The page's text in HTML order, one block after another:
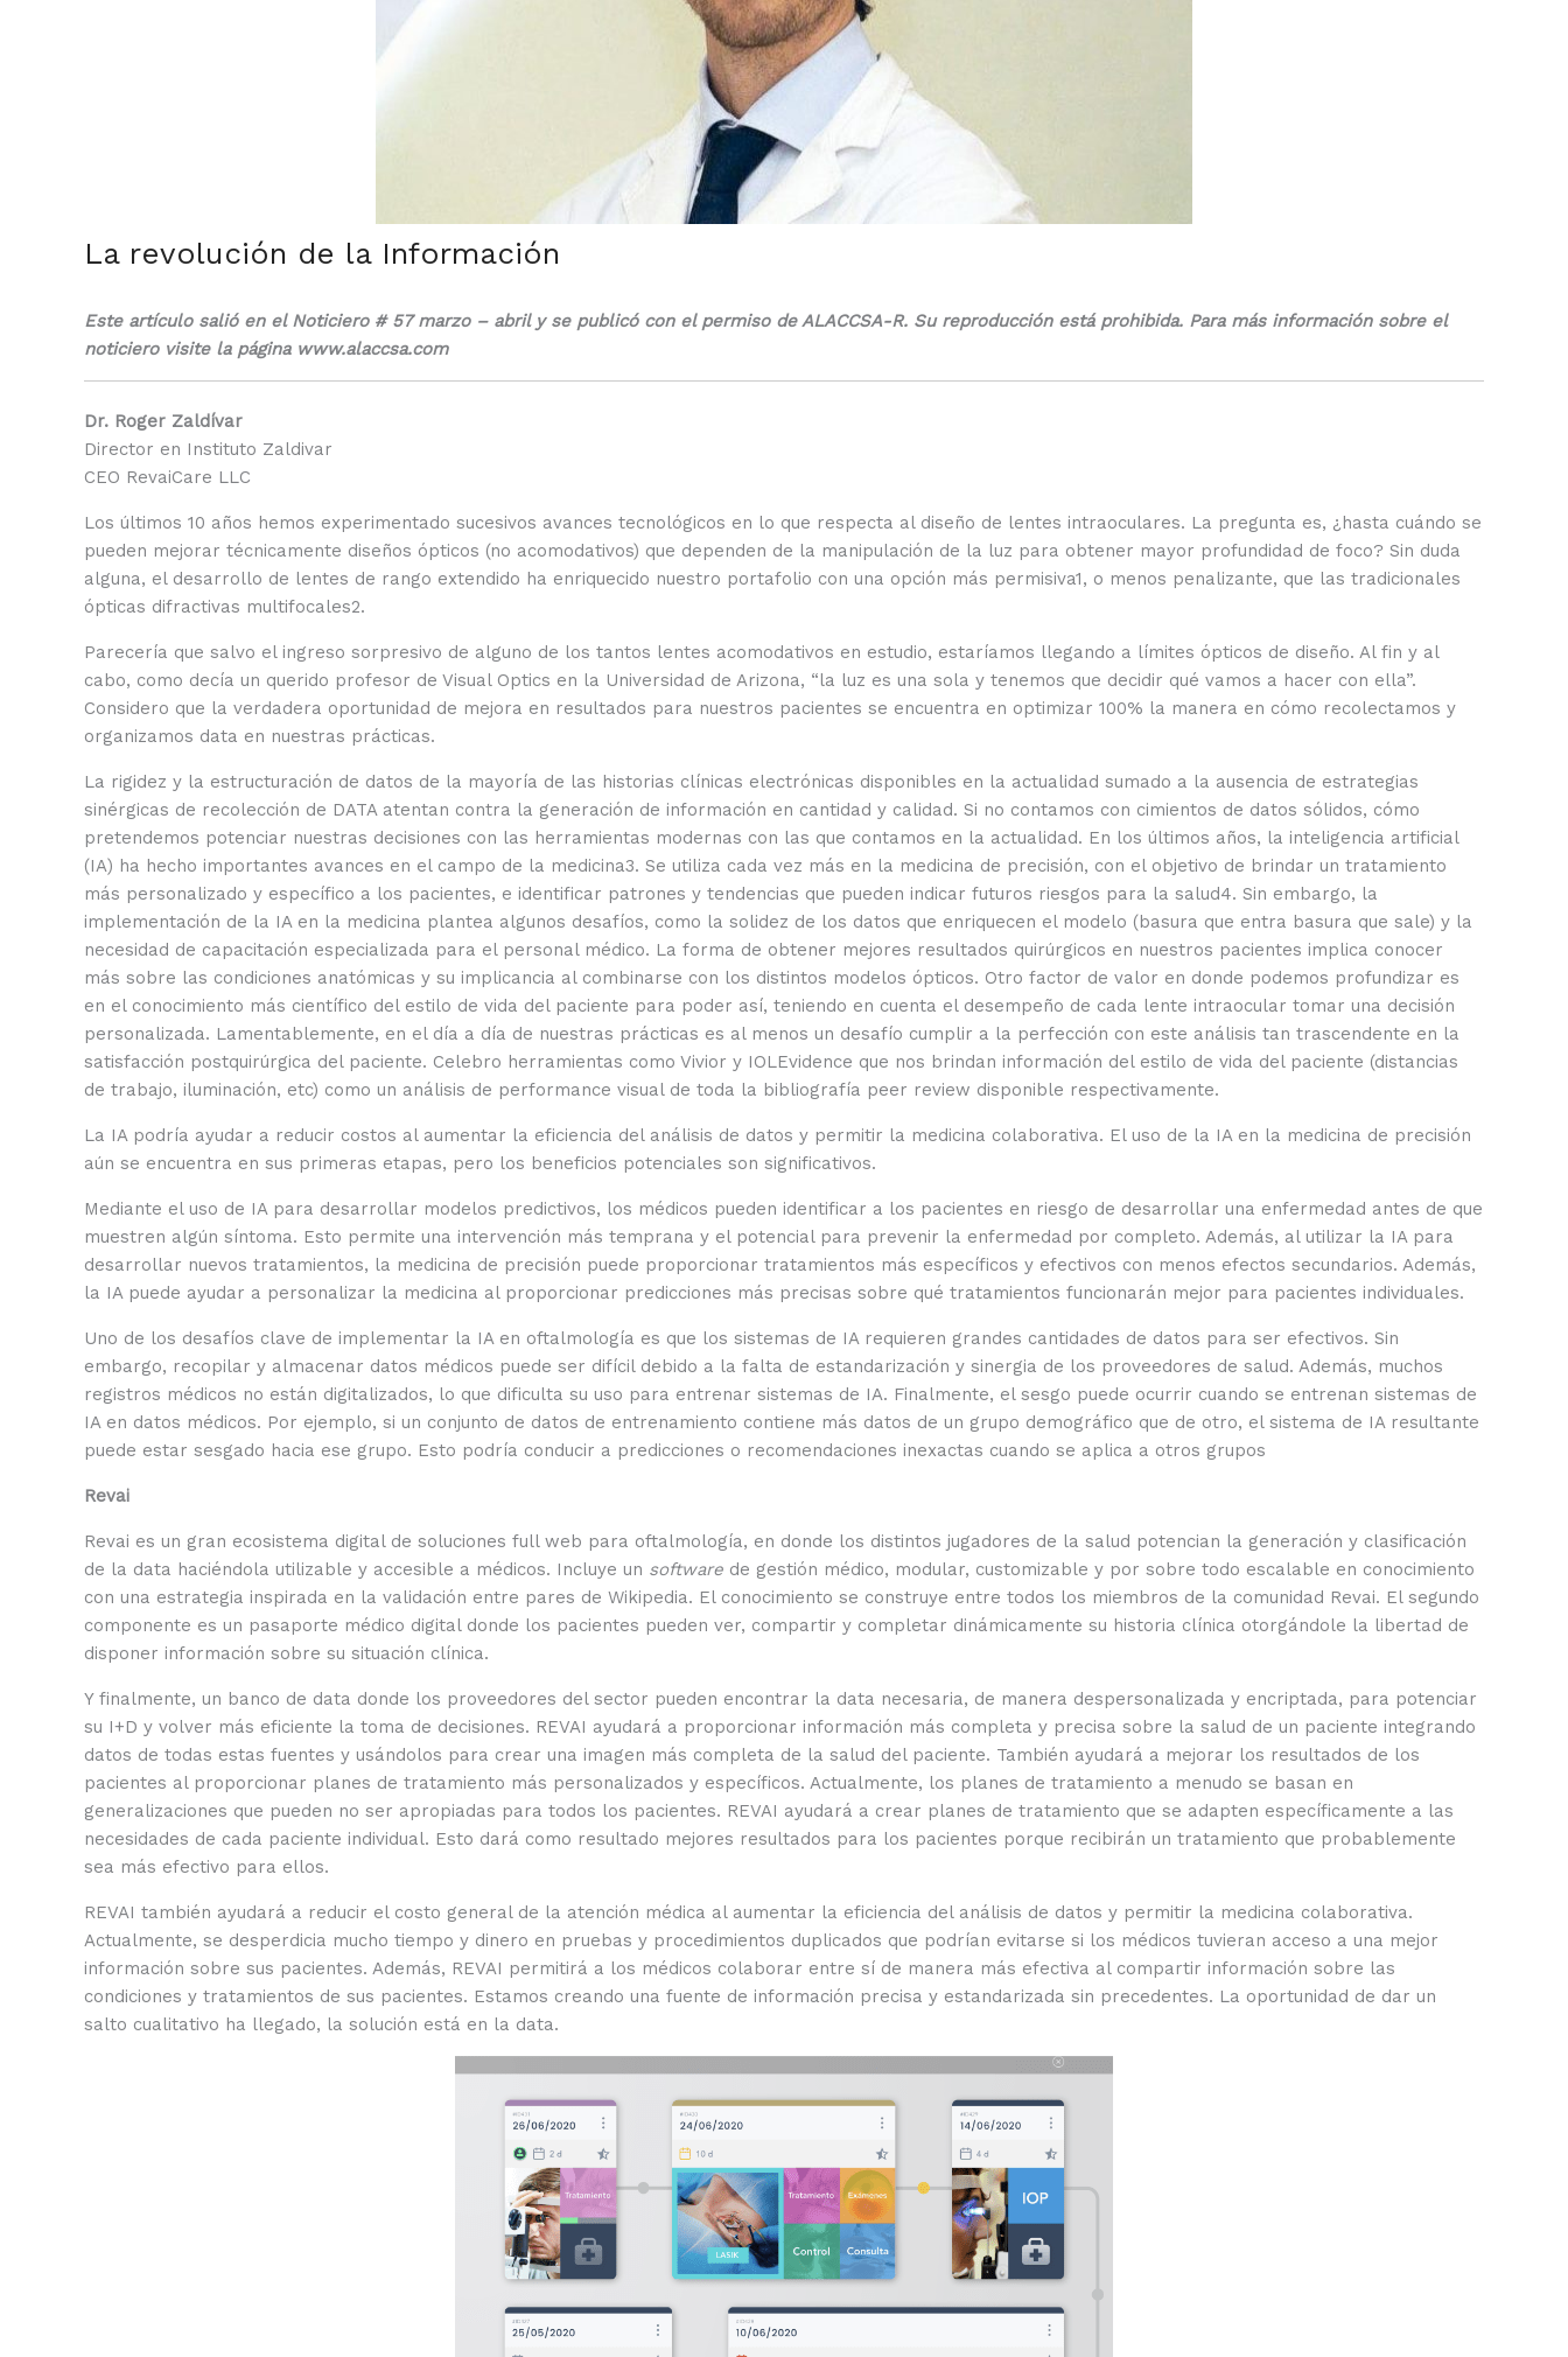
La revolución de la Información
Este artículo salió en el Noticiero # 57 marzo – abril y se publicó con el permiso de ALACCSA-R. Su reproducción está prohibida. Para más información sobre el
noticiero visite la página www.alaccsa.com
Dr. Roger Zaldívar
Director en Instituto Zaldivar
CEO RevaiCare LLC
Los últimos 10 años hemos experimentado sucesivos avances tecnológicos en lo que respecta al diseño de lentes intraoculares. La pregunta es, ¿hasta cuándo se
pueden mejorar técnicamente diseños ópticos (no acomodativos) que dependen de la manipulación de la luz para obtener mayor profundidad de foco? Sin duda
alguna, el desarrollo de lentes de rango extendido ha enriquecido nuestro portafolio con una opción más permisiva1, o menos penalizante, que las tradicionales
ópticas difractivas multifocales2.
Parecería que salvo el ingreso sorpresivo de alguno de los tantos lentes acomodativos en estudio, estaríamos llegando a límites ópticos de diseño. Al fin y al
cabo, como decía un querido profesor de Visual Optics en la Universidad de Arizona, “la luz es una sola y tenemos que decidir qué vamos a hacer con ella”.
Considero que la verdadera oportunidad de mejora en resultados para nuestros pacientes se encuentra en optimizar 100% la manera en cómo recolectamos y
organizamos data en nuestras prácticas.
La rigidez y la estructuración de datos de la mayoría de las historias clínicas electrónicas disponibles en la actualidad sumado a la ausencia de estrategias
sinérgicas de recolección de DATA atentan contra la generación de información en cantidad y calidad. Si no contamos con cimientos de datos sólidos, cómo
pretendemos potenciar nuestras decisiones con las herramientas modernas con las que contamos en la actualidad. En los últimos años, la inteligencia artificial
(IA) ha hecho importantes avances en el campo de la medicina3. Se utiliza cada vez más en la medicina de precisión, con el objetivo de brindar un tratamiento
más personalizado y específico a los pacientes, e identificar patrones y tendencias que pueden indicar futuros riesgos para la salud4. Sin embargo, la
implementación de la IA en la medicina plantea algunos desafíos, como la solidez de los datos que enriquecen el modelo (basura que entra basura que sale) y la
necesidad de capacitación especializada para el personal médico. La forma de obtener mejores resultados quirúrgicos en nuestros pacientes implica conocer
más sobre las condiciones anatómicas y su implicancia al combinarse con los distintos modelos ópticos. Otro factor de valor en donde podemos profundizar es
en el conocimiento más científico del estilo de vida del paciente para poder así, teniendo en cuenta el desempeño de cada lente intraocular tomar una decisión
personalizada. Lamentablemente, en el día a día de nuestras prácticas es al menos un desafío cumplir a la perfección con este análisis tan trascendente en la
satisfacción postquirúrgica del paciente. Celebro herramientas como Vivior y IOLEvidence que nos brindan información del estilo de vida del paciente (distancias
de trabajo, iluminación, etc) como un análisis de performance visual de toda la bibliografía peer review disponible respectivamente.
La IA podría ayudar a reducir costos al aumentar la eficiencia del análisis de datos y permitir la medicina colaborativa. El uso de la IA en la medicina de precisión
aún se encuentra en sus primeras etapas, pero los beneficios potenciales son significativos.
Mediante el uso de IA para desarrollar modelos predictivos, los médicos pueden identificar a los pacientes en riesgo de desarrollar una enfermedad antes de que
muestren algún síntoma. Esto permite una intervención más temprana y el potencial para prevenir la enfermedad por completo. Además, al utilizar la IA para
desarrollar nuevos tratamientos, la medicina de precisión puede proporcionar tratamientos más específicos y efectivos con menos efectos secundarios. Además,
la IA puede ayudar a personalizar la medicina al proporcionar predicciones más precisas sobre qué tratamientos funcionarán mejor para pacientes individuales.
Uno de los desafíos clave de implementar la IA en oftalmología es que los sistemas de IA requieren grandes cantidades de datos para ser efectivos. Sin
embargo, recopilar y almacenar datos médicos puede ser difícil debido a la falta de estandarización y sinergia de los proveedores de salud. Además, muchos
registros médicos no están digitalizados, lo que dificulta su uso para entrenar sistemas de IA. Finalmente, el sesgo puede ocurrir cuando se entrenan sistemas de
IA en datos médicos. Por ejemplo, si un conjunto de datos de entrenamiento contiene más datos de un grupo demográfico que de otro, el sistema de IA resultante
puede estar sesgado hacia ese grupo. Esto podría conducir a predicciones o recomendaciones inexactas cuando se aplica a otros grupos
Revai
Revai es un gran ecosistema digital de soluciones full web para oftalmología, en donde los distintos jugadores de la salud potencian la generación y clasificación
de la data haciéndola utilizable y accesible a médicos. Incluye un software de gestión médico, modular, customizable y por sobre todo escalable en conocimiento
con una estrategia inspirada en la validación entre pares de Wikipedia. El conocimiento se construye entre todos los miembros de la comunidad Revai. El segundo
componente es un pasaporte médico digital donde los pacientes pueden ver, compartir y completar dinámicamente su historia clínica otorgándole la libertad de
disponer información sobre su situación clínica.
Y finalmente, un banco de data donde los proveedores del sector pueden encontrar la data necesaria, de manera despersonalizada y encriptada, para potenciar
su I+D y volver más eficiente la toma de decisiones. REVAI ayudará a proporcionar información más completa y precisa sobre la salud de un paciente integrando
datos de todas estas fuentes y usándolos para crear una imagen más completa de la salud del paciente. También ayudará a mejorar los resultados de los
pacientes al proporcionar planes de tratamiento más personalizados y específicos. Actualmente, los planes de tratamiento a menudo se basan en
generalizaciones que pueden no ser apropiadas para todos los pacientes. REVAI ayudará a crear planes de tratamiento que se adapten específicamente a las
necesidades de cada paciente individual. Esto dará como resultado mejores resultados para los pacientes porque recibirán un tratamiento que probablemente
sea más efectivo para ellos.
REVAI también ayudará a reducir el costo general de la atención médica al aumentar la eficiencia del análisis de datos y permitir la medicina colaborativa.
Actualmente, se desperdicia mucho tiempo y dinero en pruebas y procedimientos duplicados que podrían evitarse si los médicos tuvieran acceso a una mejor
información sobre sus pacientes. Además, REVAI permitirá a los médicos colaborar entre sí de manera más efectiva al compartir información sobre las
condiciones y tratamientos de sus pacientes. Estamos creando una fuente de información precisa y estandarizada sin precedentes. La oportunidad de dar un
salto cualitativo ha llegado, la solución está en la data.